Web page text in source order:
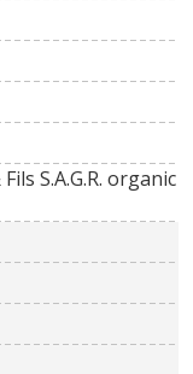
S.A.G.R. organic